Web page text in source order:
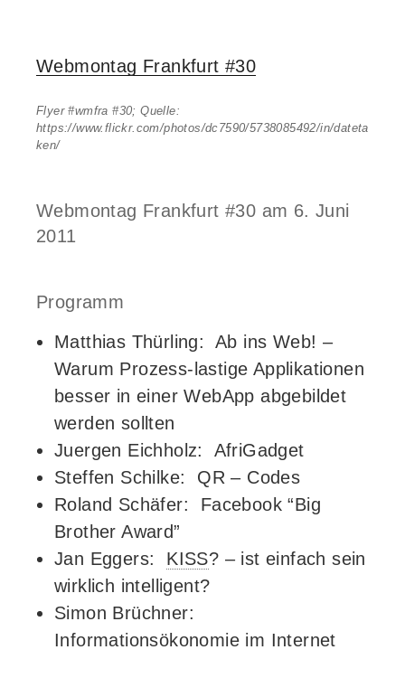
Webmontag Frankfurt #30
Flyer #wmfra #30; Quelle:
https://www.flickr.com/photos/dc7590/5738085492/in/dateta
ken/
Webmontag Frankfurt #30 am 6. Juni
2011
Programm
Matthias Thürling: Ab ins Web! –
Warum Prozess-lastige Applikationen
besser in einer WebApp abgebildet
werden sollten
Juergen Eichholz: AfriGadget
Steffen Schilke: QR – Codes
Roland Schäfer: Facebook “Big
Brother Award”
Jan Eggers: KISS? – ist einfach sein
wirklich intelligent?
Simon Brüchner:
Informationsökonomie im Internet